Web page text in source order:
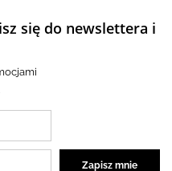
się do newslettera i